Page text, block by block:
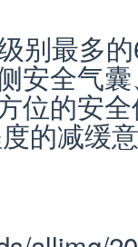
别最多
安全气
位的安
的减缓